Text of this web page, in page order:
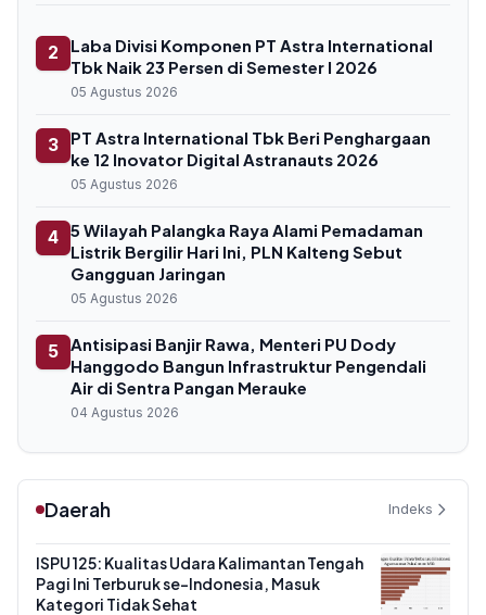
2
Laba Divisi Komponen PT Astra International
Tbk Naik 23 Persen di Semester I 2026
05 Agustus 2026
3
PT Astra International Tbk Beri Penghargaan
ke 12 Inovator Digital Astranauts 2026
05 Agustus 2026
4 5 Wilayah Palangka Raya Alami Pemadaman
Listrik Bergilir Hari Ini, PLN Kalteng Sebut
Gangguan Jaringan
05 Agustus 2026
5
Antisipasi Banjir Rawa, Menteri PU Dody
Hanggodo Bangun Infrastruktur Pengendali
Air di Sentra Pangan Merauke
04 Agustus 2026
Daerah Indeks
ISPU 125: Kualitas Udara Kalimantan Tengah
Pagi Ini Terburuk se-Indonesia, Masuk
Kategori Tidak Sehat